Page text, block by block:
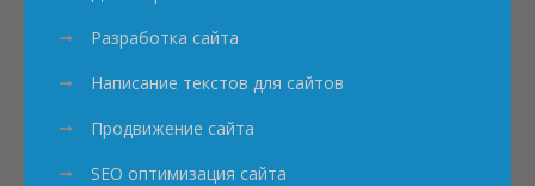
Разработка сайта
Написание текстов для сайтов
Продвижение сайта
SEO оптимизация сайта